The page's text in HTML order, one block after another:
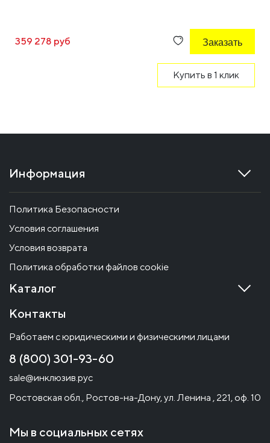
359 278 руб Заказать
Купить в 1 клик
Информация
Политика Безопасности
Условия соглашения
Условия возврата
Политика обработки файлов cookie
Каталог
Контакты
Работаем с юридическими и физическими лицами
8 (800) 301-93-60
sale@инклюзив.рус
Ростовская обл., Ростов-на-Дону, ул. Ленина , 221, оф. 10
Мы в социальных сетях